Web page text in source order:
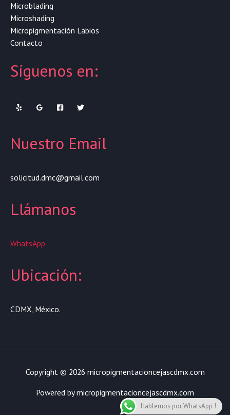
Microblading
Microshading
Micropigmentación Labios
Contacto
Síguenos en:
Nuestro Email
solicitud.dmc@gmail.com
Llámanos
WhatsApp
Ubicación:
CDMX, México.
Copyright © 2026 micropigmentacioncejascdmx.com
Powered by micropigmentacioncejascdmx.com
Hablemos por WhatsApp !